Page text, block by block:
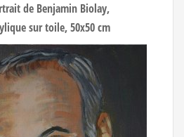
de Benjamin Biolay,
sur toile, 50x50 cm